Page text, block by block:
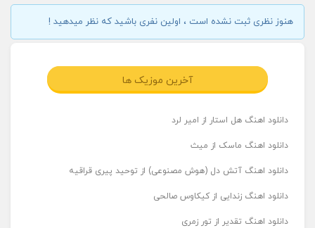
هنوز نظری ثبت نشده است ، اولین نفری باشید که نظر میدهید !
آخرین موزیک ها
دانلود اهنگ هل استار از امیر لرد
دانلود اهنگ ماسک از میث
دانلود اهنگ آتش دل (هوش مصنوعی) از توحید پیری قراقیه
دانلود اهنگ زندایی از کیکاوس صالحی
دانلود اهنگ تقدیر از تور زمری